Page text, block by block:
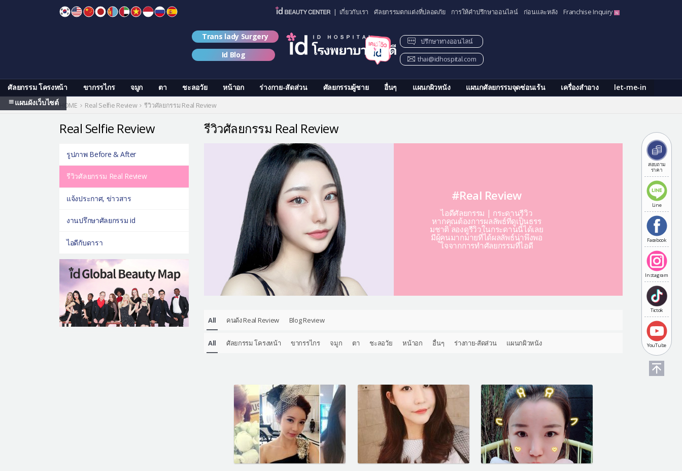
| เกี่ยวกับเรา ศัลยกรรมตกแต่งที่ปลอดภัย การให้คำปรึกษาออนไลน์ ก่อนและหลัง Franchise Inquiry
ศัลยกรรม โครงหน้า ขากรรไกร จมูก ตา ชะลอวัย หน้าอก ร่างกาย-สัดส่วน ศัลยกรรมผู้ชาย อื่นๆ แผนกผิวหนัง แผนกศัลยกรรมจุดซ่อนเร้น เครื่องสำอาง
let-me-in
แผนผังเว็บไซต์
Trans lady Surgery
Id Blog
ปรึกษาทางออนไลน์
thai@idhospital.com
สอบถาม
ราคา
Line
Facebook
Instagram
Tictok
YouTube
HOME Real Selfie Review รีวิวศัลยกรรม Real Review
รีวิวศัลยกรรม Real Review
#Real Review
ไอดีศัลยกรรม | กระดานรีวิว
หากคุณต้องการผลลัพธ์ที่ดูเป็นธรร
มชาติ ลองดูรีวิวในกระดานนี้ได้เลย
มีผู้คนมากมายที่ได้ผลลัพธ์น่าพึงพอ
ใจจากการทำศัลยกรรมที่ไอดี
All คนดัง Real Review Blog Review
All ศัลยกรรม โครงหน้า ขากรรไกร จมูก ตา ชะลอวัย หน้าอก อื่นๆ ร่างกาย-สัดส่วน แผนกผิวหนัง
Real Selfie Review
รูปภาพ Before & After
รีวิวศัลยกรรม Real Review
แจ้งประกาศ, ข่าวสาร
งานปรึกษาศัลยกรรม id
ไอดีกับดารา